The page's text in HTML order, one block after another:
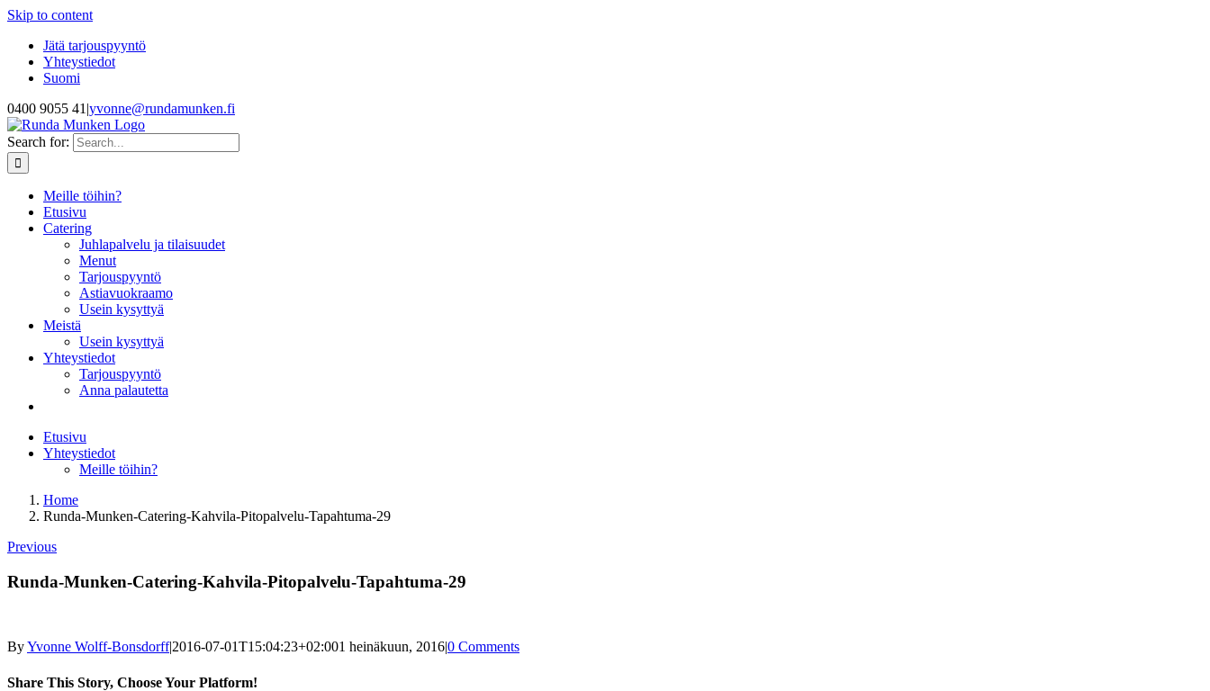
Skip to content
Jätä tarjouspyyntö
Yhteystiedot
Suomi
0400 9055 41 |yvonne@rundamunken.fi
Search for:
Meille töihin?
Etusivu
Catering
Juhlapalvelu ja tilaisuudet
Menut
Tarjouspyyntö
Astiavuokraamo
Usein kysyttyä
Meistä
Usein kysyttyä
Yhteystiedot
Tarjouspyyntö
Anna palautetta
Etusivu
Yhteystiedot
Meille töihin?
Home
Runda-Munken-Catering-Kahvila-Pitopalvelu-Tapahtuma-29
Previous
Runda-Munken-Catering-Kahvila-Pitopalvelu-Tapahtuma-29
ByYvonne Wolff-Bonsdorff|2016-07-01T15:04:23+02:001 heinäkuun, 2016|0 Comments
Share This Story, Choose Your Platform!